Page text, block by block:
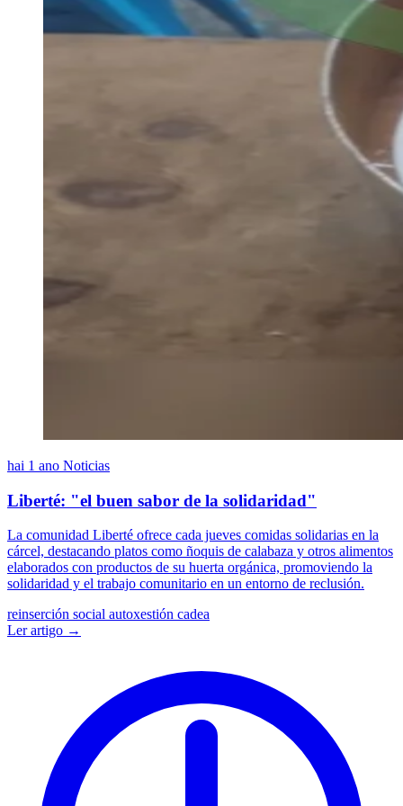
hai 1 ano Noticias
Liberté: "el buen sabor de la solidaridad"
La comunidad Liberté ofrece cada jueves comidas solidarias en la
cárcel, destacando platos como ñoquis de calabaza y otros alimentos
elaborados con productos de su huerta orgánica, promoviendo la
solidaridad y el trabajo comunitario en un entorno de reclusión.
reinserción social autoxestión cadea
Ler artigo →